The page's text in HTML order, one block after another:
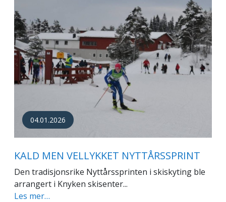
04.01.2026
KALD MEN VELLYKKET NYTTÅRSSPRINT
Den tradisjonsrike Nyttårssprinten i skiskyting ble
arrangert i Knyken skisenter...
Les mer…